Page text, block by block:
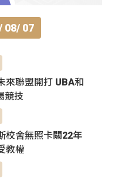
08/ 07
來聯盟開打 UBA和
競技
校舍無照卡關22年
教權